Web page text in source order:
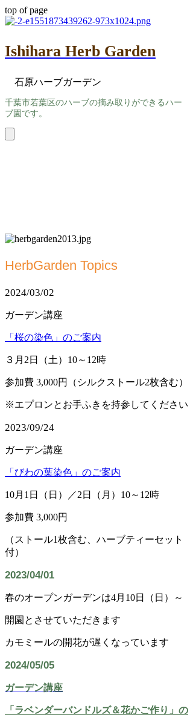
top of page
Ishihara Herb Garden
石原ハーブガーデン
​千葉市若葉区のハーブの摘み取りができるハー
ブ園です。
HerbGarden Topics
​2024/03/02
ガーデン講座
「桜の染色」のご案内
３月2日（土）10～12時
​参加費 3,000円（シルクストール2枚含む）
​※エプロンとお手ふきを持参してください
​2023/09/24
ガーデン講座
「びわの葉染色」のご案内
10月1日（日）／2日（月）10～12時
​参加費 3,000円
（ストール1枚含む、 ハーブティーセット
付）
​2023/04/01
春のオープンガーデンは4月10日（日）～
開園とさせていただきます
​カモミールの開花が遅くなっています
​2024/05/05
ガーデン講座
「ラベンダーバンドルズ＆花かご作り」の